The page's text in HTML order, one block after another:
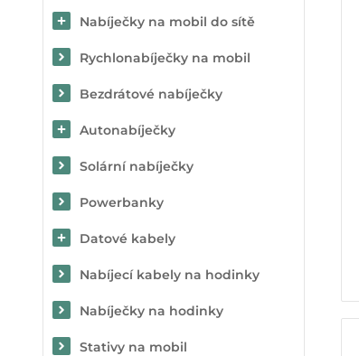
Nabíječky na mobil do sítě
Rychlonabíječky na mobil
Bezdrátové nabíječky
Autonabíječky
Solární nabíječky
Powerbanky
Datové kabely
Nabíjecí kabely na hodinky
Nabíječky na hodinky
Stativy na mobil